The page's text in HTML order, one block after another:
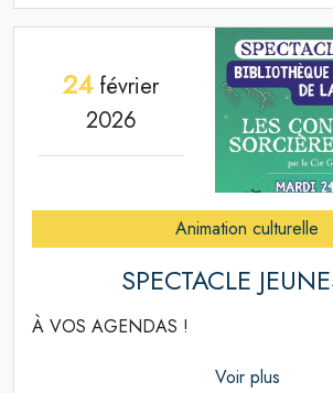
24février
2026
Animation culturelle
SPECTACLE
À VOS AGENDAS !
Voir plus